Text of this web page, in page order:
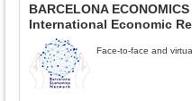
BARCELONA
International Economic
Face-to-face and